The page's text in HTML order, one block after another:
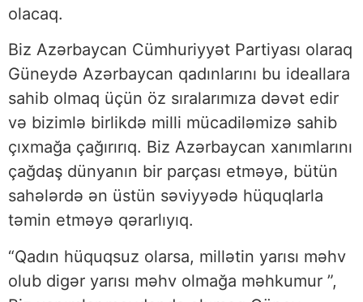
olacaq.
Biz Azərbaycan Cümhuriyyət Partiyası olaraq
Güneydə Azərbaycan qadınlarını bu ideallara
sahib olmaq üçün öz sıralarımıza dəvət edir
və bizimlə birlikdə milli mücadiləmizə sahib
çıxmağa çağırırıq. Biz Azərbaycan xanımlarını
çağdaş dünyanın bir parçası etməyə, bütün
sahələrdə ən üstün səviyyədə hüquqlarla
təmin etməyə qərarlıyıq.
“Qadın hüquqsuz olarsa, millətin yarısı məhv
olub digər yarısı məhv olmağa məhkumur ”,